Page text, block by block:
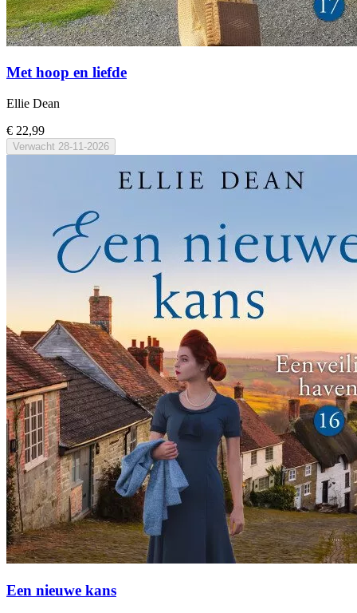
Met hoop en liefde
Ellie Dean
€ 22,99
Verwacht 28-11-2026
Een nieuwe kans